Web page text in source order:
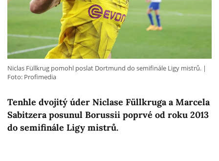
Tenhle dvojitý úder Niclase Füllkruga a Marcela
Sabitzera posunul Borussii poprvé od roku 2013
do semifinále Ligy mistrů.
Niclas Füllkrug pomohl poslat Dortmund do semifinále Ligy mistrů.
Foto: Profimedia